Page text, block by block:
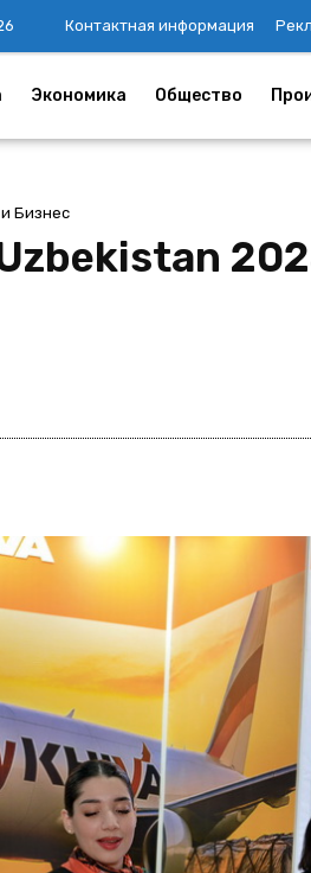
Контактная информация
Экономика Общество
Бизнес